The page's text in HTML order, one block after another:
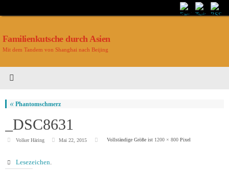
Familienkutsche durch Asien
Mit dem Tandem von Shanghai nach Beijing
« Phantomschmerz
_DSC8631
Volker Häring Mai 22, 2015 Vollständige Größe ist 1200 × 800Pixel
Lesezeichen.